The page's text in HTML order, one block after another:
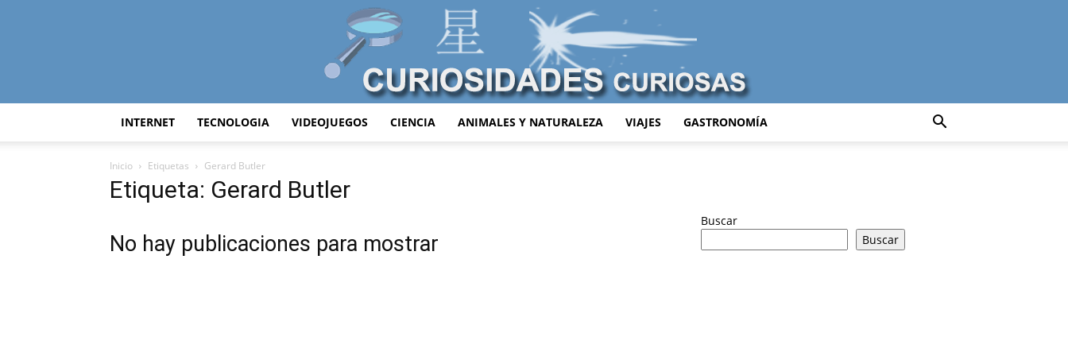
INTERNET TECNOLOGIA VIDEOJUEGOS CIENCIA ANIMALES Y NATURALEZA VIAJES GASTRONOMÍA
Inicio Etiquetas Gerard Butler
Etiqueta: Gerard Butler
No hay publicaciones para mostrar
Buscar
Buscar